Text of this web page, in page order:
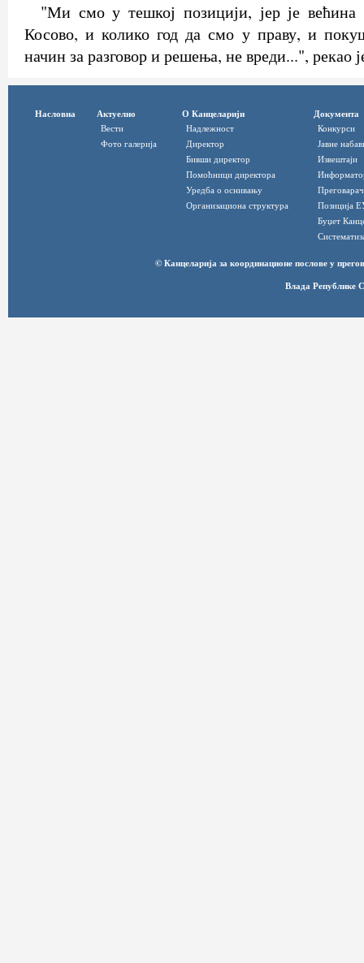
"Ми смо у тешкој позицији, јер је
Косово, и колико год да смо у праву, и
начин за разговор и решења, не вреди...", рекао
Насловна Актуелно
Вести
Фото галерија
О Канцеларији
Надлежност
Директор
Бивши директор
Помоћници директора
Уредба о оснивању
Организациона структура
Документа
Конкурси
Јавне
Извештаји
Позиција
Буџет
© Канцеларија за координационе послове у
Влада Републике